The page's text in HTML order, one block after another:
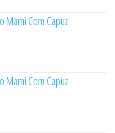
Mami Com Capuz
Mami Com Capuz